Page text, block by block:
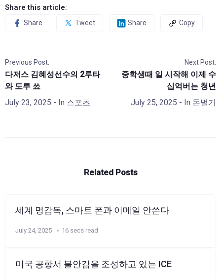
Share this article:
Share Tweet Share Copy
Previous Post:
다저스 김혜성선수의 2루타
와 도루 쑈
July 23, 2025 - In 스포츠
Next Post:
중학생때 일 시작해 이제 수
십억버는 청년
July 25, 2025 - In 돈벌기
Related Posts
세계 명감독, 스마트 폰과 이메일 안쓴다
July 24, 2025 16 secs read
미국 공항서 불안감을 조성하고 있는 ICE